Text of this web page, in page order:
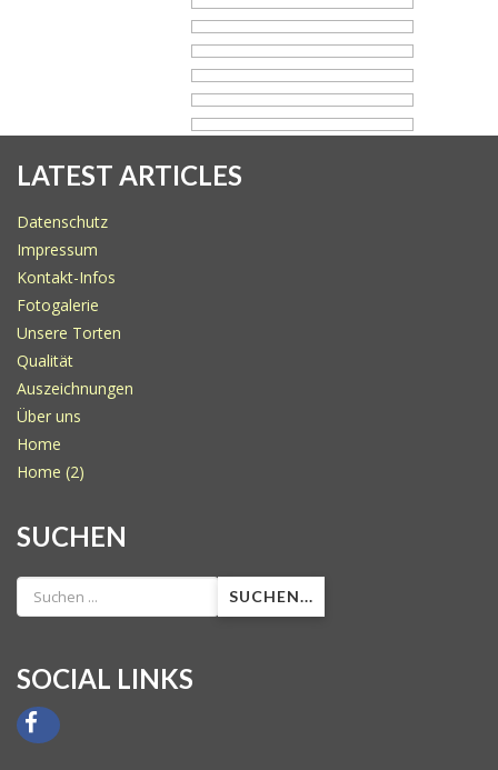
LATEST ARTICLES
Datenschutz
Impressum
Kontakt-Infos
Fotogalerie
Unsere Torten
Qualität
Auszeichnungen
Über uns
Home
Home (2)
SUCHEN
SUCHEN...
SOCIAL LINKS